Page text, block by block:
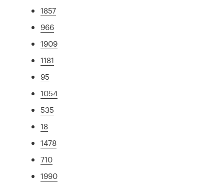
1857
966
1909
1181
95
1054
535
18
1478
710
1990